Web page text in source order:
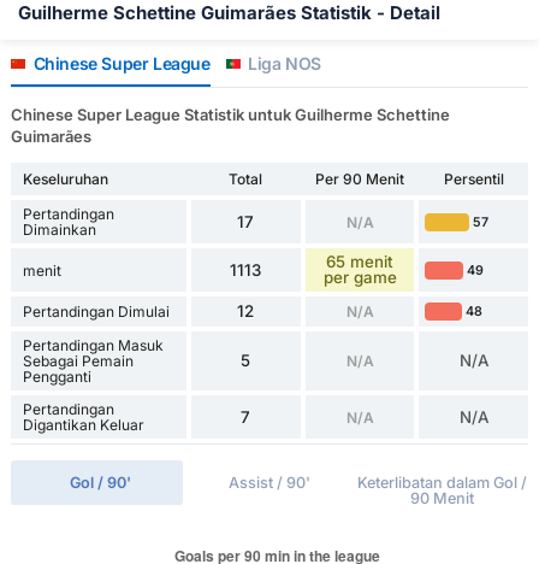
Guilherme Schettine Guimarães Statistik - Detail
Chinese Super League Liga NOS
Chinese Super League Statistik untuk Guilherme Schettine
Guimarães
Keseluruhan Total Per 90 Menit
Persentil
Pertandingan
Dimainkan
17 N/A 57
menit 1113
65 menit
per game
49
Pertandingan Dimulai 12 N/A 48
Pertandingan Masuk
Sebagai Pemain
Pengganti
5 N/A N/A
Pertandingan
Digantikan Keluar
7 N/A N/A
Gol / 90' Assist / 90'
Keterlibatan dalam Gol /
90 Menit